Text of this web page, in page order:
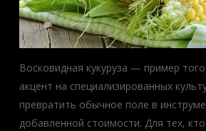
Восковидная кукуруза — пример
акцент на специализированных
превратить обычное поле в
добавленной стоимости. Для тех,